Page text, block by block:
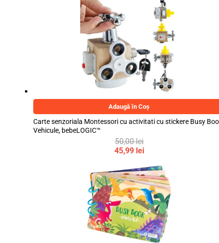
50,00 lei.
45,99 lei.
Adaugă în Coș
Carte senzoriala Montessori cu activitati cu stickere Busy
Vehicule, bebeLOGIC™
50,00lei
Prețul
a
fost:
50,00 lei.
45,99 lei
curent
este:
45,99 lei.